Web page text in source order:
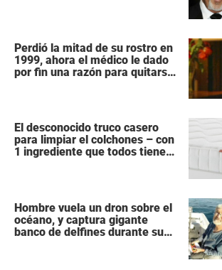
Perdió la mitad de su rostro en
1999, ahora el médico le dado
por fin una razón para quitarse
El desconocido truco casero
para limpiar el colchones – con
1 ingrediente que todos tiene
Hombre vuela un dron sobre el
océano, y captura gigante
banco de delfines durante su